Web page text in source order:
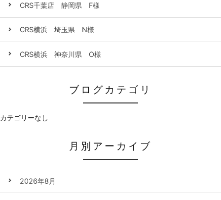
CRS千葉店 静岡県 F様
CRS横浜 埼玉県 N様
CRS横浜 神奈川県 O様
ブログカテゴリ
カテゴリーなし
月別アーカイブ
2026年8月